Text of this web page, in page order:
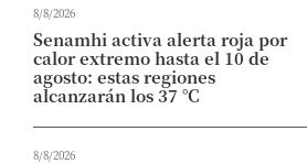
8/8/2026
Senamhi activa alerta roja por
calor extremo hasta el 10 de
agosto: estas regiones
alcanzarán los 37 °C
8/8/2026